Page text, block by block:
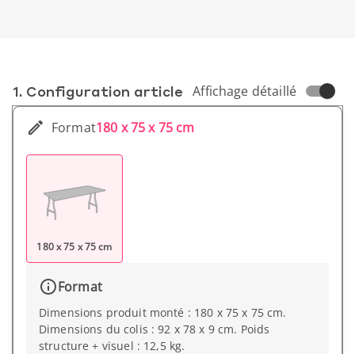
1. Conf­iguration article Affichage détaillé
Format180 x 75 x 75 cm
180 x 75 x 75 cm
Format
Dimensions produit monté : 180 x 75 x 75 cm.
Dimensions du colis : 92 x 78 x 9 cm. Poids
structure + visuel : 12,5 kg.